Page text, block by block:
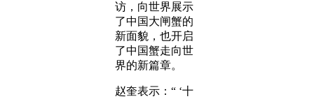
访，向世界展示
了中国大闸蟹的
新面貌，也开启
了中国蟹走向世
界的新篇章。
赵奎表示：“ ‘十